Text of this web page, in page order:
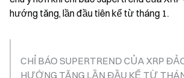
hướng tăng, lần đầu tiên kể từ tháng 1.
CHỈ BÁO SUPERTREND CỦA XRP
HƯỚNG TĂNG LẦN ĐẦU KỂ TỪ